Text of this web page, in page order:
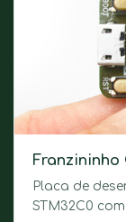
Franzininho
Placa de
STM32C0